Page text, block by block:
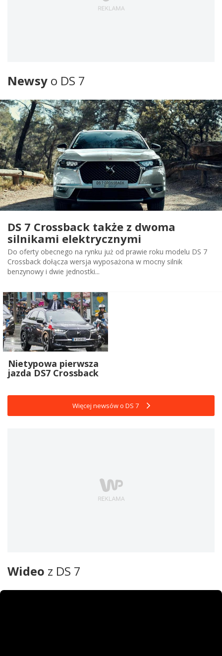
Newsy o DS 7
DS 7 Crossback także z dwoma
silnikami elektrycznymi
Do oferty obecnego na rynku już od prawie roku modelu DS 7
Crossback dołącza wersja wyposażona w mocny silnik
benzynowy i dwie jednostki...
Nietypowa pierwsza
jazda DS7 Crossback
Więcej newsów o DS 7
Wideo z DS 7